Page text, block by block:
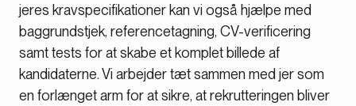
jeres kravspecifikationer kan vi også hjælpe med
baggrundstjek, referencetagning, CV-verificering
samt tests for at skabe et komplet billede af
kandidaterne. Vi arbejder tæt sammen med jer som
en forlænget arm for at sikre, at rekrutteringen bliver